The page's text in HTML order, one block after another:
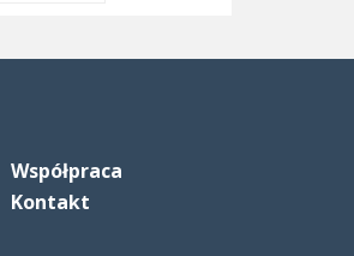
Współpraca
Kontakt